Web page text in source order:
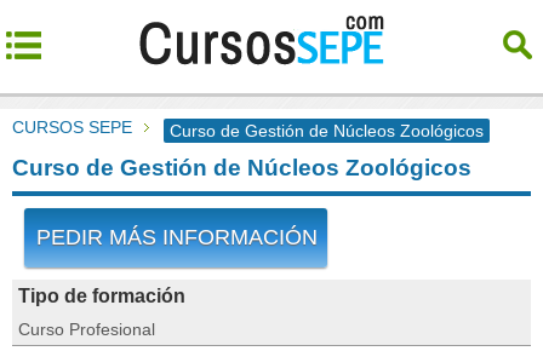
CURSOS SEPE Curso de Gestión de Núcleos Zoológicos
Curso de Gestión de Núcleos Zoológicos
PEDIR MÁS INFORMACIÓN
Tipo de formación
Curso Profesional